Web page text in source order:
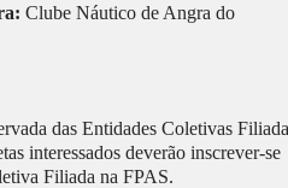
Clube Náutico de Angra do
das Entidades Coletivas
interessados deverão inscrever-se
Filiada na FPAS.